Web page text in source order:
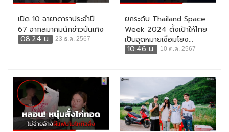
เปิด 10 ฉายาดาราประจำปี
67 จากสมาคมนักข่าวบันเทิง
08:24 น.
23 ธ.ค. 2567
ยกระดับ Thailand Space
Week 2024 ตั้งเป้าให้ไทย
เป็นจุดหมายเชื่อมโยง...
10:46 น.
10 ต.ค. 2567